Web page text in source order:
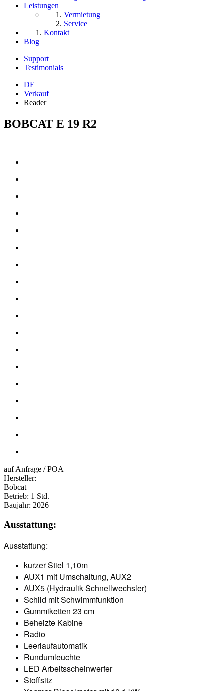
Leistungen
Vermietung
Service
Kontakt
Blog
Support
Testimonials
DE
Verkauf
Reader
BOBCAT E 19 R2
auf Anfrage / POA
Hersteller:
Bobcat
Betrieb: 1 Std.
Baujahr: 2026
Ausstattung:
Ausstattung:
kurzer Stiel 1,10m
AUX1 mit Umschaltung, AUX2
AUX5 (Hydraulik Schnellwechsler)
Schild mit Schwimmfunktion
Gummiketten 23 cm
Beheizte Kabine
Radio
Leerlaufautomatik
Rundumleuchte
LED Arbeitsscheinwerfer
Stoffsitz